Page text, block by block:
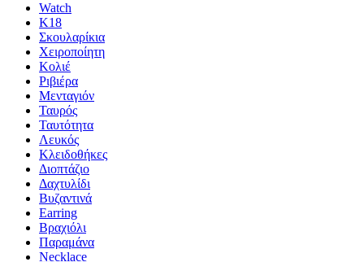
Watch
K18
Σκουλαρίκια
Χειροποίητη
Κολιέ
Ριβιέρα
Μενταγιόν
Ταυρός
Ταυτότητα
Λευκός
Κλειδοθήκες
Διοπτάζιο
Δαχτυλίδι
Βυζαντινά
Earring
Βραχιόλι
Παραμάνα
Necklace